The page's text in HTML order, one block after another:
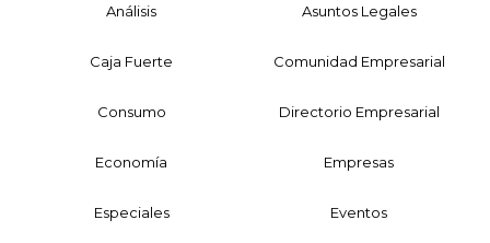
Análisis Asuntos Legales
Caja Fuerte Comunidad Empresarial
Consumo Directorio Empresarial
Economía Empresas
Especiales Eventos